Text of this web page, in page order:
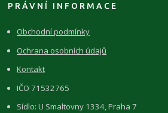
PRÁVNÍ INFORMACE
Obchodní podmínky
Ochrana osobních údajů
Kontakt
IČO 71532765
Sídlo: U Smaltovny 1334, Praha 7